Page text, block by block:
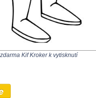
Kif Kroker k vytisknutí